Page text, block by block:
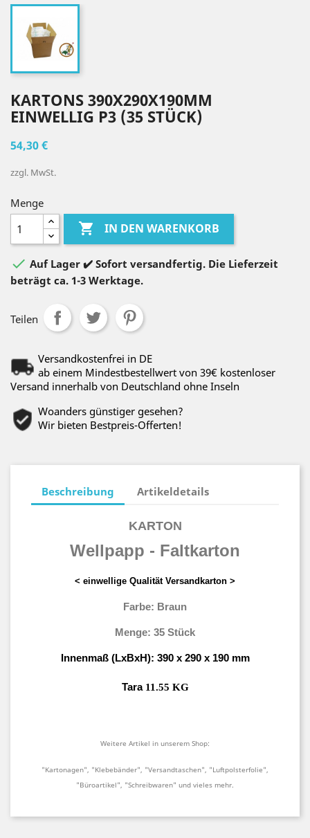
KARTONS 390X290X190MM
EINWELLIG P3 (35 STÜCK)
54,30 €
zzgl. MwSt.
Menge
 IN DEN WARENKORB
 Auf Lager ✔️ Sofort versandfertig. Die Lieferzeit
beträgt ca. 1-3 Werktage.
Teilen
Versandkostenfrei in DE
ab einem Mindestbestellwert von 39€ kostenloser
Versand innerhalb von Deutschland ohne Inseln
Woanders günstiger gesehen?
Wir bieten Bestpreis-Offerten!
Beschreibung Artikeldetails
KARTON
Wellpapp - Faltkarton
< einwellige Qualität Versandkarton >
Farbe: Braun
Menge: 35 Stück
Innenmaß (LxBxH): 390 x 290 x 190 mm
Tara 11.55 KG
Weitere Artikel in unserem Shop:
"Kartonagen", "Klebebänder", "Versandtaschen", "Luftpolsterfolie",
"Büroartikel", "Schreibwaren" und vieles mehr.